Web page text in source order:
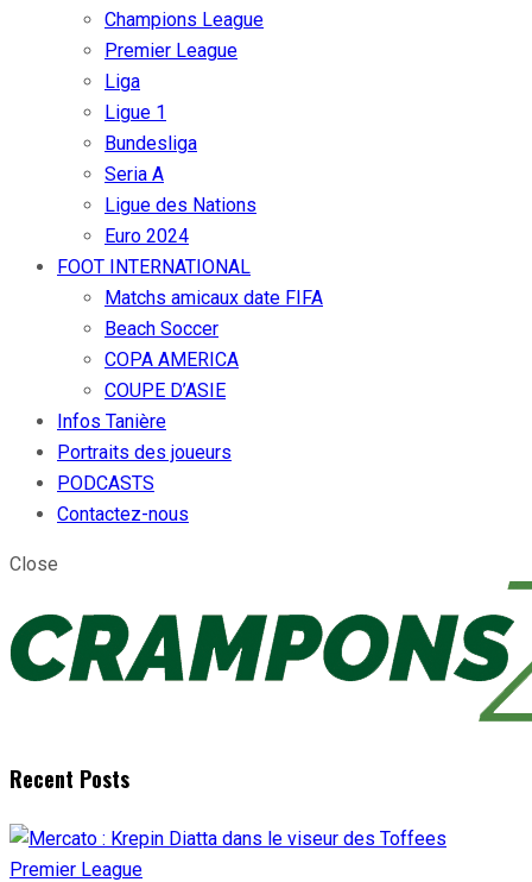
Champions League
Premier League
Liga
Ligue 1
Bundesliga
Seria A
Ligue des Nations
Euro 2024
FOOT INTERNATIONAL
Matchs amicaux date FIFA
Beach Soccer
COPA AMERICA
COUPE D’ASIE
Infos Tanière
Portraits des joueurs
PODCASTS
Contactez-nous
Close
Recent Posts
Premier League